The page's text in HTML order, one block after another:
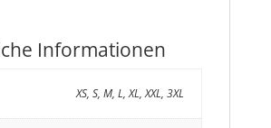
Informationen
XS, S, M, L, XL, XXL, 3XL